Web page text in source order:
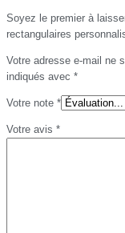
Soyez le premier à
rectangulaires
Votre adresse e-mail ne
indiqués avec *
Votre note *
Votre avis *